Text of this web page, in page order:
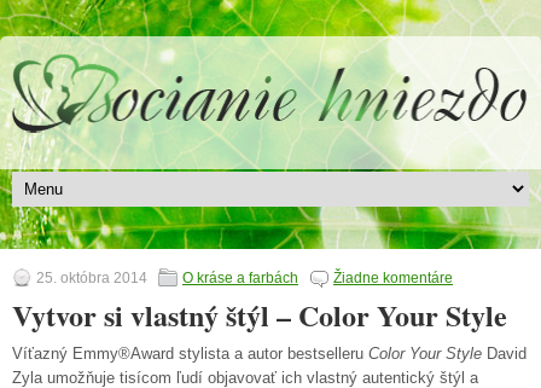
25. októbra 2014 O kráse a farbách Žiadne komentáre
Vytvor si vlastný štýl – Color Your Style
Víťazný Emmy®Award stylista a autor bestselleru Color Your Style David
Zyla umožňuje tisícom ľudí objavovať ich vlastný autentický štýl a